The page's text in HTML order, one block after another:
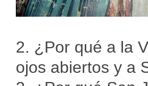
2. ¿Por qué a la
ojos abiertos y a